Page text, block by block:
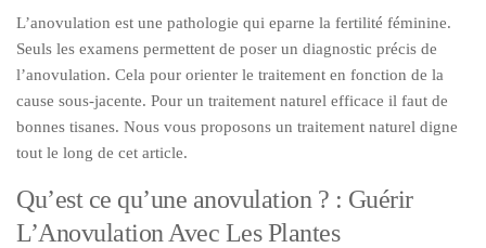
L’anovulation est une pathologie qui eparne la fertilité féminine.
Seuls les examens permettent de poser un diagnostic précis de
l’anovulation. Cela pour orienter le traitement en fonction de la
cause sous-jacente. Pour un traitement naturel efficace il faut de
bonnes tisanes. Nous vous proposons un traitement naturel digne
tout le long de cet article.
Qu’est ce qu’une anovulation ? : Guérir
L’Anovulation Avec Les Plantes